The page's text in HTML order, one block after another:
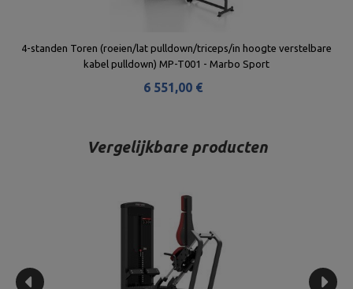
4-standen Toren (roeien/lat pulldown/triceps/in hoogte verstelbare
kabel pulldown) MP-T001 - Marbo Sport
6 551,00 €
Vergelijkbare producten